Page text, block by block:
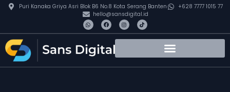
Puri Kanaka Griya Asri Blok B6 No.8 Kota Serang Banten
+628 7777 1015 77
hello@sansdigital.id